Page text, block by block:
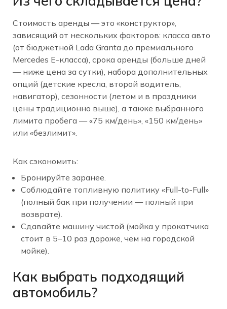
Стоимость аренды — это «конструктор»,
зависящий от нескольких факторов: класса авто
(от бюджетной Lada Granta до премиального
Mercedes E-класса), срока аренды (больше дней
— ниже цена за сутки), набора дополнительных
опций (детские кресла, второй водитель,
навигатор), сезонности (летом и в праздники
цены традиционно выше), а также выбранного
лимита пробега — «75 км/день», «150 км/день»
или «безлимит».
Как сэкономить:
Бронируйте заранее.
Соблюдайте топливную политику «Full-to-Full»
(полный бак при получении — полный при
возврате).
Сдавайте машину чистой (мойка у прокатчика
стоит в 5–10 раз дороже, чем на городской
мойке).
Как выбрать подходящий
автомобиль?